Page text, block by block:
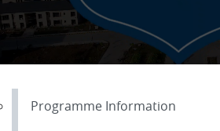
Programme Information